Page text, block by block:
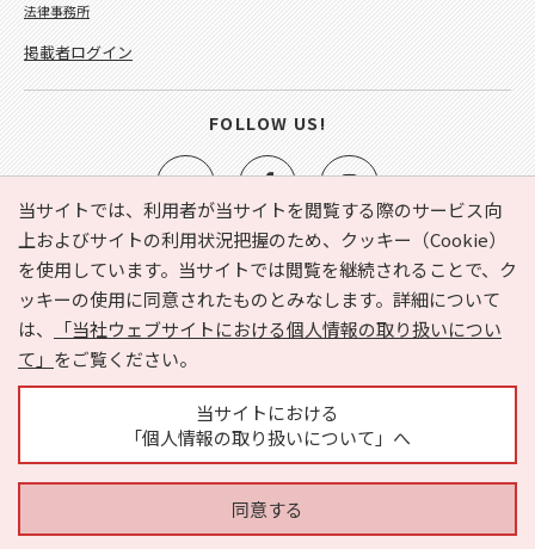
当サイトでは、利用者が当サイトを閲覧する際のサービス向
上およびサイトの利用状況把握のため、クッキー（Cookie）
を使用しています。当サイトでは閲覧を継続されることで、ク
ッキーの使用に同意されたものとみなします。詳細について
は、
「当社ウェブサイトにおける個人情報の取り扱いについ
て」 をご覧ください。
当サイトにおける
「個人情報の取り扱いについて」へ
同意する
e-NAVITA（イーナビタ）とは？ お気に入り
ヘルプ
利用規約
個人情報の取り扱いについて
運営会社
サイトマップ
広告掲載に関するお問い合わせ
法律事務所
掲載者ログイン
FOLLOW US!
Copyright © HYOJITO.Co.,Ltd. All Rights Reserved.